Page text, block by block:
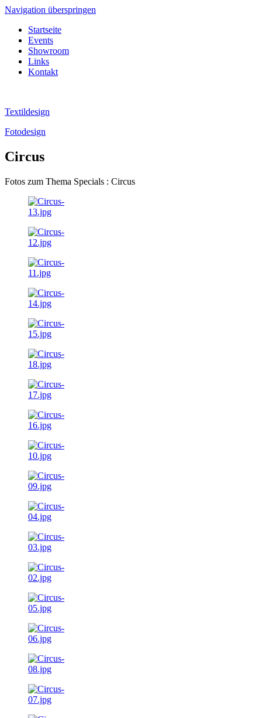
Navigation überspringen
Startseite
Events
Showroom
Links
Kontakt
Textildesign
Fotodesign
Circus
Fotos zum Thema Specials : Circus